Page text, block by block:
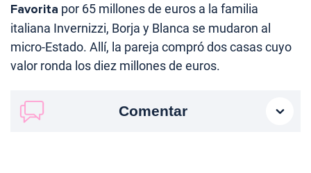
Favorita por 65 millones de euros a la familia
italiana Invernizzi, Borja y Blanca se mudaron al
micro-Estado. Allí, la pareja compró dos casas cuyo
valor ronda los diez millones de euros.
Comentar